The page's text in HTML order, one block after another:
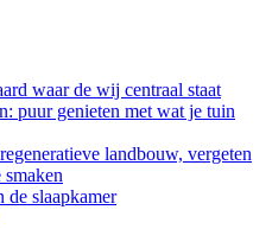
waar de wij centraal staat
puur genieten met wat je tuin
landbouw, vergeten
slaapkamer